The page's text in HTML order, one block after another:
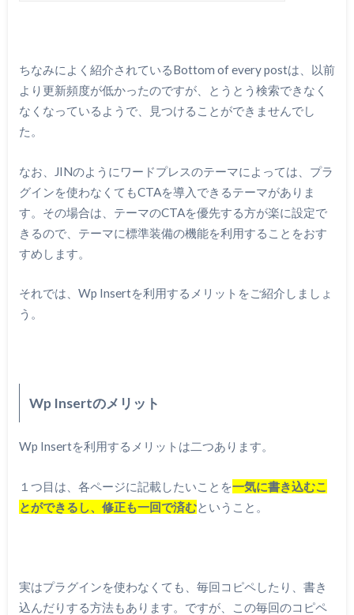
ちなみによく紹介されているBottom of every postは、以前
より更新頻度が低かったのですが、とうとう検索できなく
なくなっているようで、見つけることができませんでし
た。
なお、JINのようにワードプレスのテーマによっては、プラ
グインを使わなくてもCTAを導入できるテーマがありま
す。その場合は、テーマのCTAを優先する方が楽に設定で
きるので、テーマに標準装備の機能を利用することをおす
すめします。
それでは、Wp Insertを利用するメリットをご紹介しましょ
う。
Wp Insertのメリット
Wp Insertを利用するメリットは二つあります。
１つ目は、各ページに記載したいことを一気に書き込むこ
とができるし、修正も一回で済むということ。
実はプラグインを使わなくても、毎回コピペしたり、書き
込んだりする方法もあります。ですが、この毎回のコピペ